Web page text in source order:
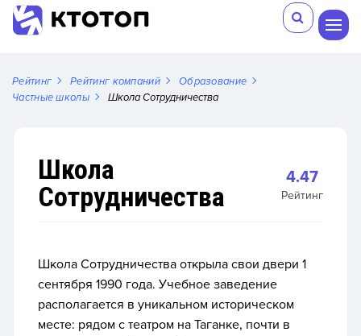
Рейтинг Рейтинг компаний
Образование
Частные школы
Школа Сотрудничества
Школа
Сотрудничества
4.47
Рейтинг
Школа Сотрудничества открыла свои двери 1
сентября 1990 года. Учебное заведение
располагается в уникальном историческом
месте: рядом с театром на Таганке, почти в